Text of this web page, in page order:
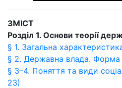
ЗМІСТ
Розділ 1. Основи теорії
§ 1. Загальна
§ 2. Державна влада. Форма
§ 3–4. Поняття та види
23)